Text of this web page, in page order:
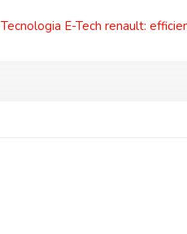
Tecnologia E-Tech renault: